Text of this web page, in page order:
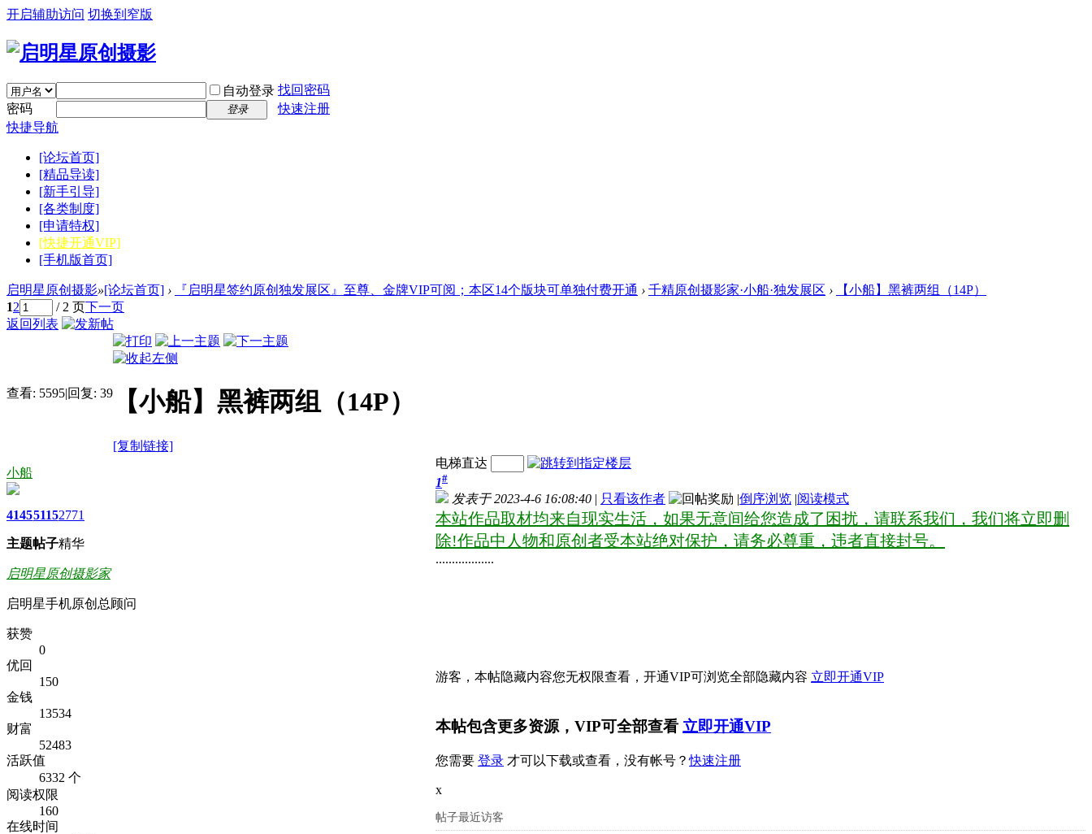
开启辅助访问 切换到窄版
自动登录 找回密码
密码
登录
快速注册
快捷导航
[论坛首页]
[精品导读]
[新手引导]
[各类制度]
[申请特权]
[快捷开通VIP]
[手机版首页]
启明星原创摄影»[论坛首页] › 『启明星签约原创独发展区』至尊、金牌VIP可阅；本区14个版块可单独付费开通 › 千精原创摄影家·小船·独发展区 ›
【小船】黑裤两组（14P）
12 / 2 页下一页
返回列表
查看: 5595|回复: 39 【小船】黑裤两组（14P）
[复制链接]
小船
4145
主题
5115
帖子
2771
精华
启明星原创摄影家
启明星手机原创总顾问
获赞
0
优回
150
金钱
13534
财富
52483
活跃值
6332 个
阅读权限
160
在线时间
电梯直达
1#
发表于 2023-4-6 16:08:40 | 只看该作者 |倒序浏览 |阅读模式
本站作品取材均来自现实生活，如果无意间给您造成了困扰，请联系我们，我们将立即删
除!作品中人物和原创者受本站绝对保护，请务必尊重，违者直接封号。
..................
游客，本帖隐藏内容您无权限查看，开通VIP可浏览全部隐藏内容 立即开通VIP
本帖包含更多资源，VIP可全部查看 立即开通VIP
您需要 登录 才可以下载或查看，没有帐号？快速注册
x
帖子最近访客